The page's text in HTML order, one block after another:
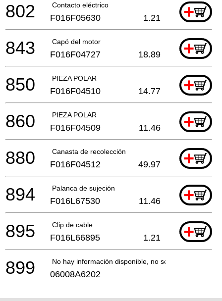
Contacto eléctrico +
802 F016F05630 1.21
Capó del motor +
843 F016F04727 18.89
PIEZA POLAR +
850 F016F04510 14.77
PIEZA POLAR +
860 F016F04509 11.46
Canasta de recolección +
880 F016F04512 49.97
Palanca de sujeción +
894 F016L67530 11.46
Clip de cable +
895 F016L66895 1.21
No hay información disponible, no se puede pedir
899 06008A6202